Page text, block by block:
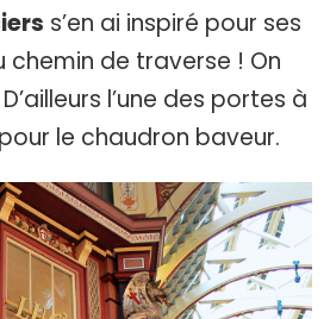
s’en ai inspiré pour ses
chemin de traverse ! On
l’une des portes à
le chaudron baveur.